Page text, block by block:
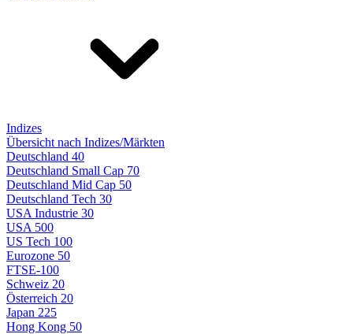
Indizes
Übersicht nach Indizes/Märkten
Deutschland 40
Deutschland Small Cap 70
Deutschland Mid Cap 50
Deutschland Tech 30
USA Industrie 30
USA 500
US Tech 100
Eurozone 50
FTSE-100
Schweiz 20
Österreich 20
Japan 225
Hong Kong 50